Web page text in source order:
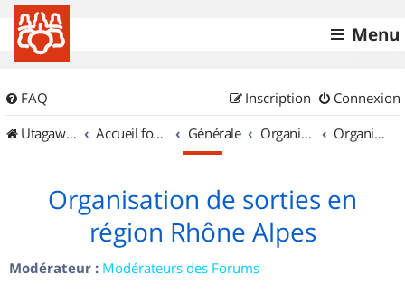
Menu
FAQ Connexion
Inscription
UtagawaVTT (Randos VTT et VTTAE avec traces GPS)
Accueil forum Générale Organisation de sorties & Recherche de partenaires Organisation de sorties en région Rhône Alpes
Organisation de sorties en
région Rhône Alpes
Modérateur : Modérateurs des Forums